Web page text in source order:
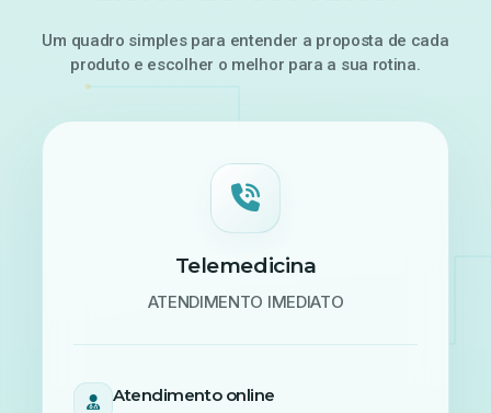
Um quadro simples para entender a proposta de cada
produto e escolher o melhor para a sua rotina.
Telemedicina
ATENDIMENTO IMEDIATO
Atendimento online